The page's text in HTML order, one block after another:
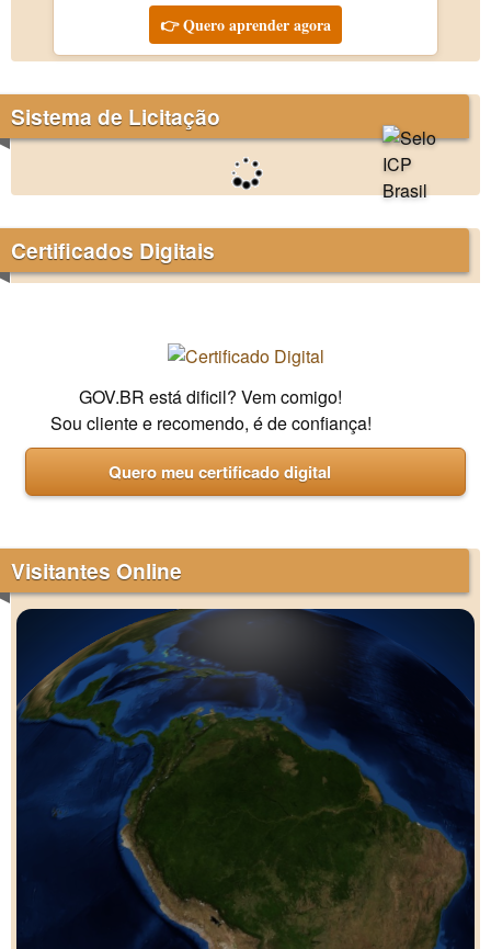
👉 Quero aprender agora
Sistema de Licitação
Certificados Digitais
GOV.BR está dificil? Vem comigo!
Sou cliente e recomendo, é de confiança!
Quero meu certificado digital
Visitantes Online